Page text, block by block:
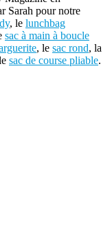
Sarah pour notre
, le lunchbag
sac à main à boucle
, le sac rond, la
sac de course pliable.